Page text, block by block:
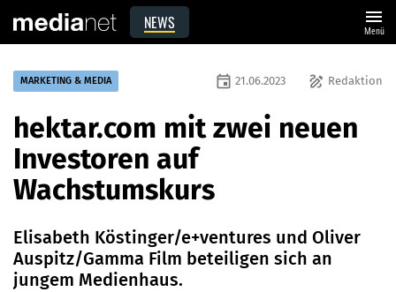
NEWS menu
Menü
MARKETING & MEDIA draw Redaktion
event 21.06.2023
hektar.com mit zwei neuen
Investoren auf
Wachstumskurs
Elisabeth Köstinger/e+ventures und Oliver
Auspitz/Gamma Film beteiligen sich an
jungem Medienhaus.